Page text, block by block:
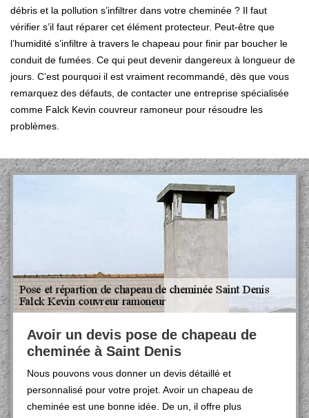
débris et la pollution s’infiltrer dans votre cheminée ? Il faut
vérifier s’il faut réparer cet élément protecteur. Peut-être que
l’humidité s’infiltre à travers le chapeau pour finir par boucher le
conduit de fumées. Ce qui peut devenir dangereux à longueur de
jours. C’est pourquoi il est vraiment recommandé, dès que vous
remarquez des défauts, de contacter une entreprise spécialisée
comme Falck Kevin couvreur ramoneur pour résoudre les
problèmes.
Avoir un devis pose de chapeau de
cheminée à Saint Denis
Nous pouvons vous donner un devis détaillé et
personnalisé pour votre projet. Avoir un chapeau de
cheminée est une bonne idée. De un, il offre plus